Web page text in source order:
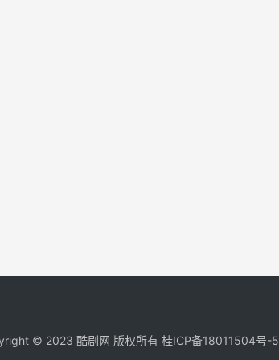
© 2023 酷剧网 版权所有 桂ICP备18011504号-5